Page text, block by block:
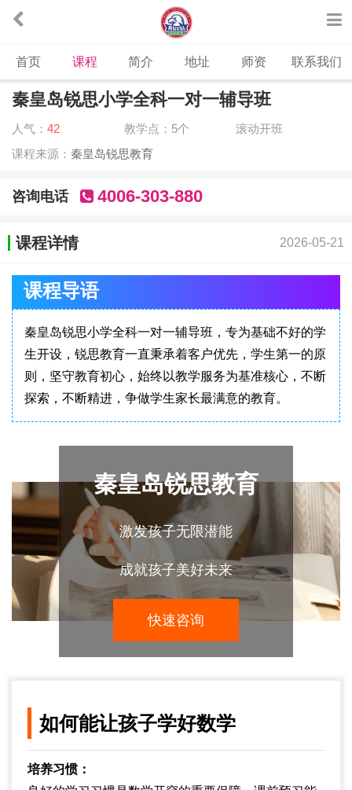
首页 课程 简介 地址 师资 联系我们
秦皇岛锐思小学全科一对一辅导班
人气： 42 教学点：5个
滚动开班
课程来源： 秦皇岛锐思教育
咨询电话 4006-303-880
课程详情 2026-05-21
课程导语
秦皇岛锐思小学全科一对一辅导班，专为基础不好的学
生开设，锐思教育一直秉承着客户优先，学生第一的原
则，坚守教育初心，始终以教学服务为基准核心，不断
探索，不断精进，争做学生家长最满意的教育。
秦皇岛锐思教育
激发孩子无限潜能
成就孩子美好未来
快速咨询
如何能让孩子学好数学
培养习惯：